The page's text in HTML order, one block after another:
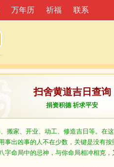
万年历 祈福 联系
扫舍黄道吉日查询
捐资积德 祈求平安
搬家、开业、动工、修造吉日等。在
事出凶事的人不在少数，关键是没有
字命局中的忌神，与你命局相冲相克